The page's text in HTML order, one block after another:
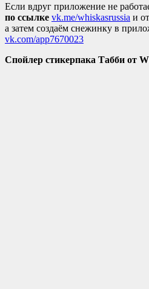
Если вдруг приложение не
по ссылке vk.me/whiskasrussia и
а затем создаём снежинку в
vk.com/app7670023
Спойлер стикерпака Табби от